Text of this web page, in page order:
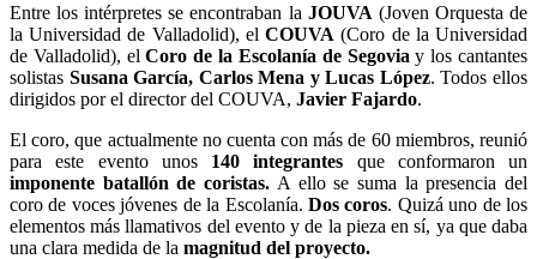
Entre los intérpretes se encontraban la JOUVA (Joven Orquesta de
la Universidad de Valladolid), elCOUVA (Coro de la Universidad
de Valladolid), elCoro de la Escolanía de Segovia y los cantantes
solistas Susana García, Carlos Mena y Lucas López. Todos ellos
dirigidos por el director del COUVA, Javier Fajardo.
El coro, que actualmente no cuenta con más de 60 miembros, reunió
para este evento unos 140 integrantes que conformaron un
imponente batallón de coristas. A ello se suma la presencia del
coro de voces jóvenes de la Escolanía. Dos coros. Quizá uno de los
elementos más llamativos del evento y de la pieza en sí, ya que daba
una clara medida de la magnitud del proyecto.